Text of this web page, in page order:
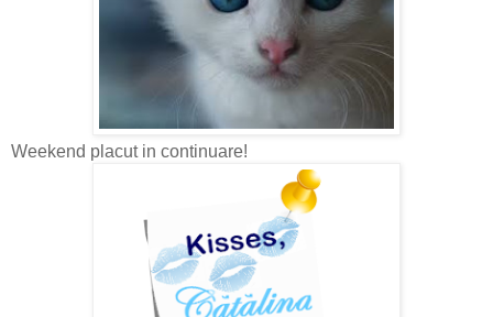
Weekend placut in continuare!